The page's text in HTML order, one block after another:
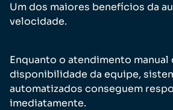
Um dos maiores benefícios da
velocidade.
Enquanto o atendimento manual
disponibilidade da equipe,
automatizados conseguem
imediatamente.